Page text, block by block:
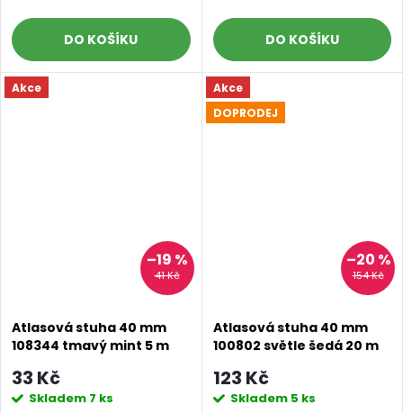
DO KOŠÍKU DO KOŠÍKU
Akce
41 Kč
–19 %
Atlasová stuha 40 mm
108344 tmavý mint 5 m
33 Kč
Skladem 7 ks
Akce
DOPRODEJ
154 Kč
–20 %
Atlasová stuha 40 mm
100802 světle šedá 20 m
123 Kč
Skladem 5 ks